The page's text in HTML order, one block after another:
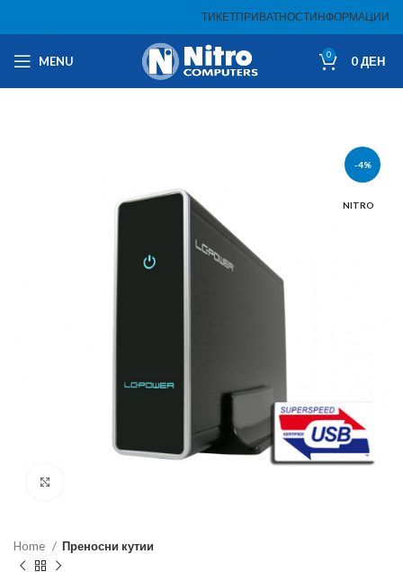
ТИКЕТПРИВАТНОСТИНФОРМАЦИИ
MENU 0 0ДЕН
-4%
NITRO
Home Преносни кутии